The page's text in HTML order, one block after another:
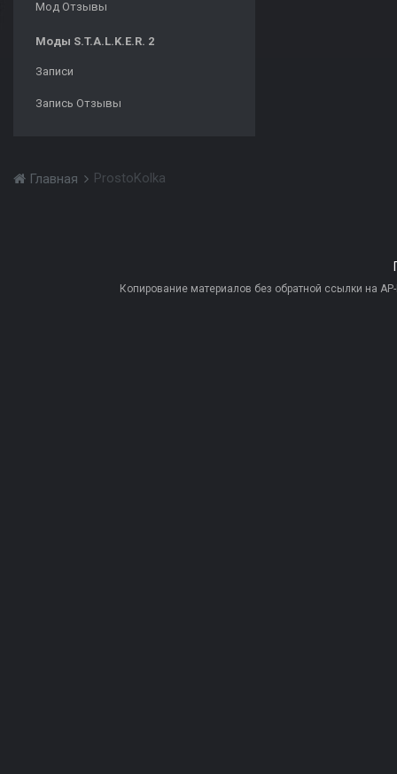
Мод Отзывы
Моды S.T.A.L.K.E.R. 2
Записи
Запись Отзывы
Главная ProstoKolka
Копирование материалов без обратной ссылки на